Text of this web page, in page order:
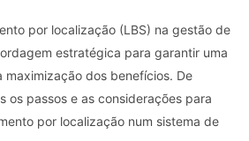
por localização (LBS) na gestão de
estratégica para garantir uma
dos benefícios. De
os passos e as considerações para
por localização num sistema de